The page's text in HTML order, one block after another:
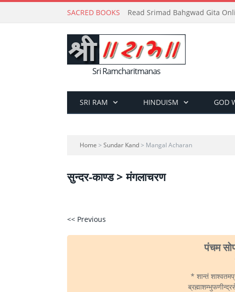
SACRED BOOKS Read Srimad Bahgwad Gita
Sri Ramcharitmanas
SRI RAM HINDUISM GOD
Home > Sundar Kand> Mangal Acharan
सुन्दर-काण्ड > मंगलाचरण
<< Previous
पंचम
* शान्तं